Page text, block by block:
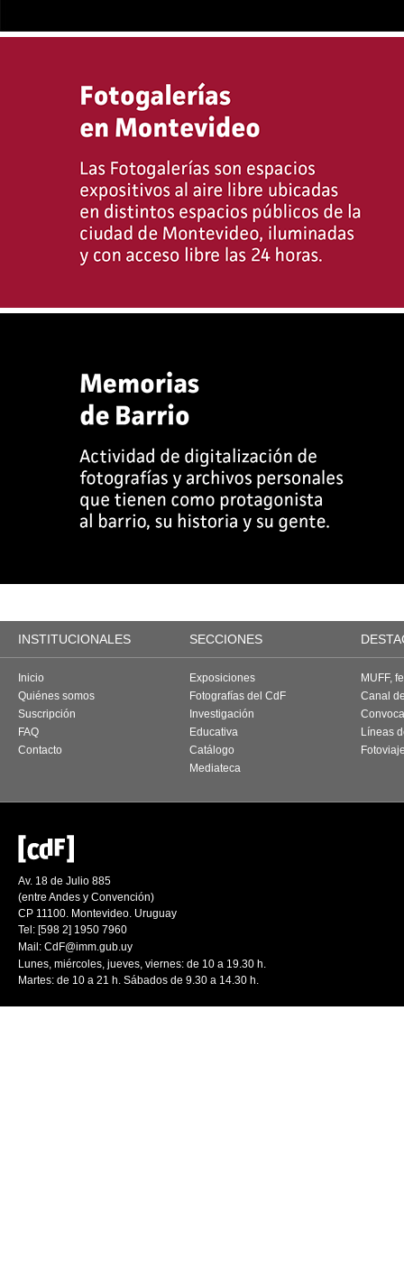
INSTITUCIONALES SECCIONES
Inicio
Quiénes somos
Suscripción
FAQ
Contacto
Exposiciones
Fotografías del CdF
Investigación
Educativa
Catálogo
Mediateca
MUFF,
Canal
Líneas
Av. 18 de Julio 885
(entre Andes y Convención)
CP 11100. Montevideo. Uruguay
Tel: [598 2] 1950 7960
Mail: CdF@imm.gub.uy
Lunes, miércoles, jueves, viernes: de 10 a 19.30 h.
Martes: de 10 a 21 h. Sábados de 9.30 a 14.30 h.